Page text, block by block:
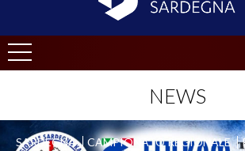
NEWS
SARDEGNA CAMPIONATO REGIONALE